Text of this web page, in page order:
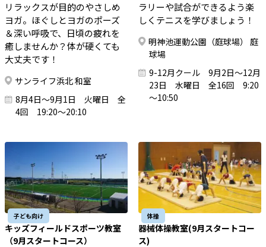
リラックスが目的のやさしめ
ヨガ。ほぐしとヨガのポーズ
＆深い呼吸で、日頃の疲れを
癒しませんか？体が硬くても
大丈夫です！
サンライフ浜北 和室
8月4日～9月1日 火曜日 全
4回 19:20～20:10
ラリーや試合ができるよう楽
しくテニスを学びましょう！
明神池運動公園（庭球場） 庭
球場
9-12月クール 9月2日～12月
23日 水曜日 全16回 9:20
～10:50
子ども向け
キッズフィールドスポーツ教室
（9月スタートコース）
体操
器械体操教室(9月スタートコー
ス)